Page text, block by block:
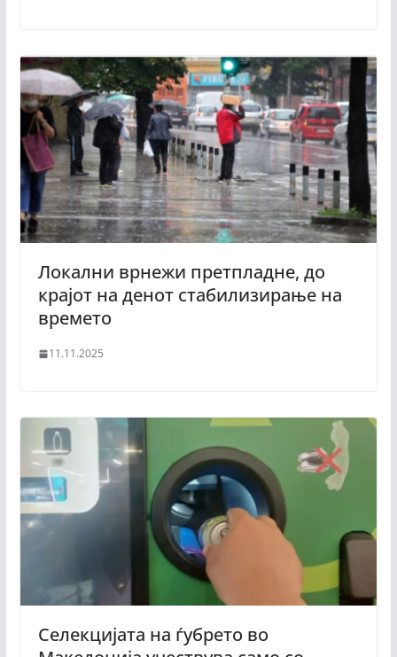
Локални врнежи претпладне, до
крајот на денот стабилизирање на
времето
11.11.2025
Селекцијата на ѓубрето во